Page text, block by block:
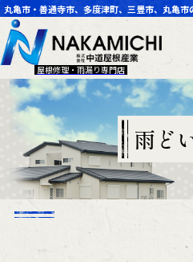
丸亀市・善通寺市、多度津町、三豊市、丸亀
屋根修理・雨漏り専門店
雨ど